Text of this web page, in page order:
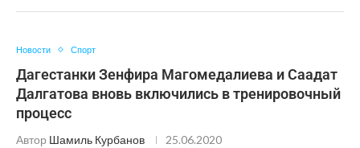
Новости Спорт
Дагестанки Зенфира Магомедалиева и Саадат
Далгатова вновь включились в тренировочный
процесс
Автор Шамиль Курбанов 25.06.2020